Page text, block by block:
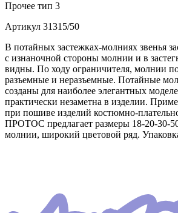
Прочее тип 3
Артикул 31315/50
В потайных застежках-молниях звенья
с изнаночной стороны молнии и в
видны. По ходу ограничителя, молнии
разъемные и неразъемные. Потайные
созданы для наиболее элегантных
практически незаметна в изделии.
при пошиве изделий костюмно-
ПРОТОС предлагает размеры 18-20-30-
молнии, широкий цветовой ряд.